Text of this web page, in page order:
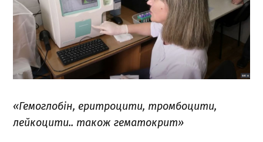
«Гемоглобін, еритроцити, тромбоцити,
лейкоцити.. також гематокрит»